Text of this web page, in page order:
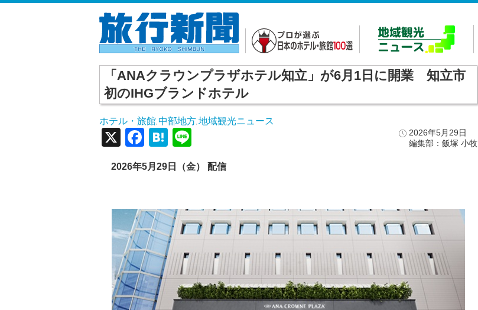
「ANAクラウンプラザホテル知立」が6月1日に開業 知立市
初のIHGブランドホテル
ホテル・旅館 ,中部地方 ,地域観光ニュース
2026年5月29日
編集部：飯塚 小牧
X Facebook
Hatena
2026年5月29日（金） 配信